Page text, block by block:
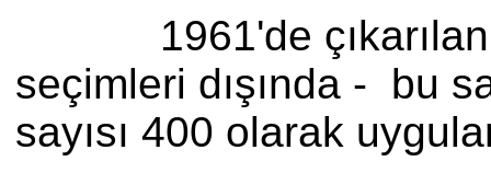
1961'de çıkarılan
seçimleri dışında - bu
sayısı 400 olarak